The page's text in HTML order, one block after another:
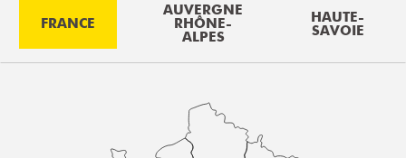
FRANCE
AUVERGNE
RHÔNE-
ALPES
HAUTE-
SAVOIE